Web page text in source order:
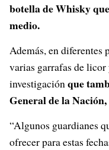
botella de Whisky
medio.
Además, en diferentes
varias garrafas de
investigaciónque
General de la
“Algunos guardianes
ofrecer para estas